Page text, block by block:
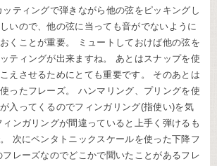
ティングで弾きながら他の弦をピッキングし
いので、他の弦に当っても音がでないように
くことが重要。 ミュートしておけば他の弦を
ティングが出来ますね。 あとはスナップを使
えさせるためにとても重要です。 そのあとは
ったフレーズ。 ハンマリング、プリングを使
入ってくるのでフィンガリング(指使い)を気
ンガリングが間違っていると上手く弾けるも
次にペンタトニックスケールを使った下降フ
レーズなのでどこかで聞いたことがあるフレ